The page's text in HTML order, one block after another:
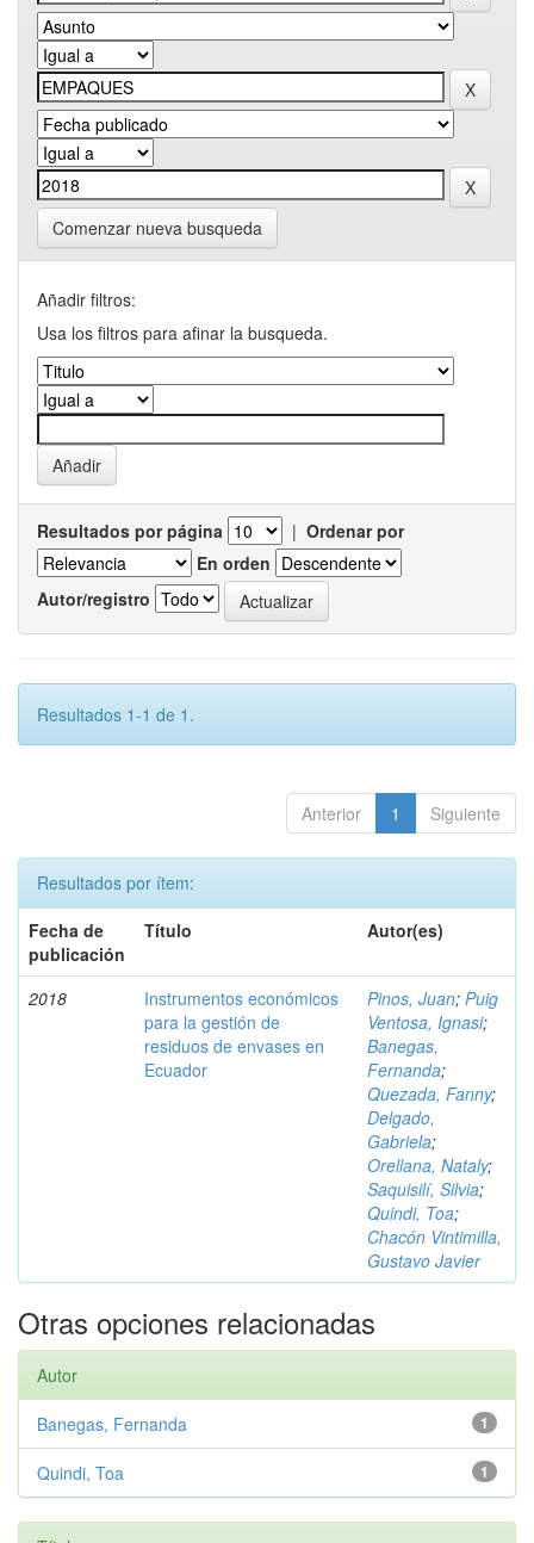
Comenzar nueva busqueda
Añadir filtros:
Usa los filtros para afinar la busqueda.
Resultados por página | Ordenar por
En orden
Autor/registro
Resultados 1-1 de 1.
Anterior 1 Siguiente
Resultados por ítem:
Fecha de
publicación
Título Autor(es)
2018
Instrumentos económicos
para la gestión de
residuos de envases en
Ecuador
Pinos, Juan; Puig
Ventosa, Ignasi;
Banegas,
Fernanda;
Quezada, Fanny;
Delgado,
Gabriela;
Orellana, Nataly;
Saquisilí, Silvia;
Quindi, Toa;
Chacón Vintimilla,
Gustavo Javier
Otras opciones relacionadas
Autor
1
Banegas, Fernanda
1
Quindi, Toa